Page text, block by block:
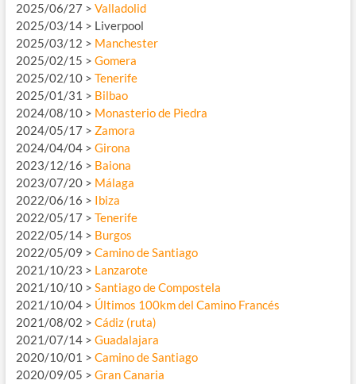
2025/06/27 > Valladolid
2025/03/14 > Liverpool
2025/03/12 > Manchester
2025/02/15 > Gomera
2025/02/10 > Tenerife
2025/01/31 > Bilbao
2024/08/10 > Monasterio de Piedra
2024/05/17 > Zamora
2024/04/04 > Girona
2023/12/16 > Baiona
2023/07/20 > Málaga
2022/06/16 > Ibiza
2022/05/17 > Tenerife
2022/05/14 > Burgos
2022/05/09 > Camino de Santiago
2021/10/23 > Lanzarote
2021/10/10 > Santiago de Compostela
2021/10/04 > Últimos 100km del Camino Francés
2021/08/02 > Cádiz (ruta)
2021/07/14 > Guadalajara
2020/10/01 > Camino de Santiago
2020/09/05 > Gran Canaria